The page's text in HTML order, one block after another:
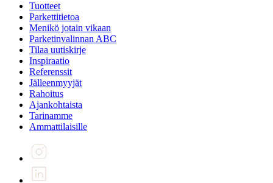
Tuotteet
Parkettitietoa
Menikö jotain vikaan
Parketinvalinnan ABC
Tilaa uutiskirje
Inspiraatio
Referenssit
Jälleenmyyjät
Rahoitus
Ajankohtaista
Tarinamme
Ammattilaisille